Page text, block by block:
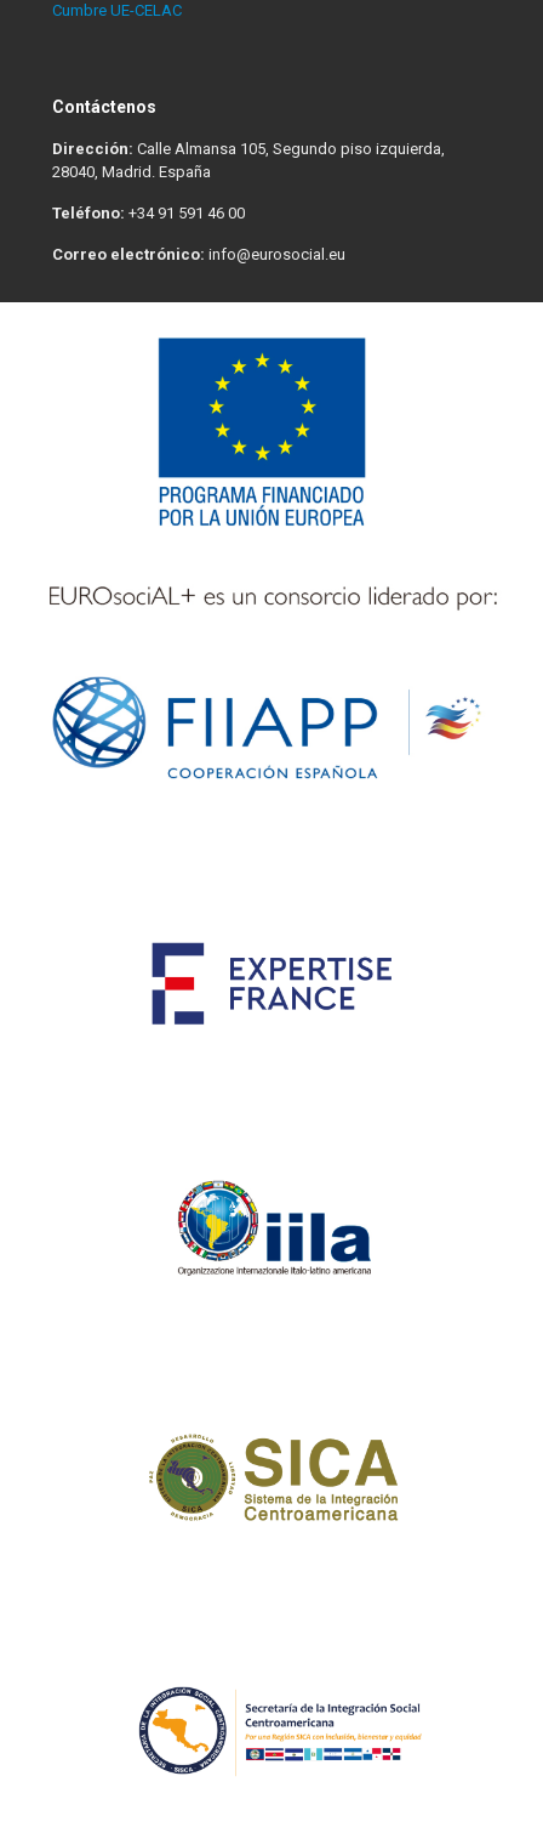
Cumbre UE-CELAC
Contáctenos
Dirección: Calle Almansa 105, Segundo piso izquierda,
28040, Madrid. España
Teléfono: +34 91 591 46 00
Correo electrónico: info@eurosocial.eu